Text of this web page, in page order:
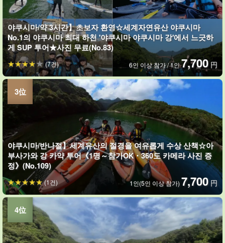
야쿠시마/약 3시간】초보자 환영☆세계자연유산 야쿠시마
No.1의 야쿠시마 최대 하천 '야쿠시마 야쿠시마 강'에서 느긋하
게 SUP 투어★사진 무료(No.83)
6인 이상 참가 / 1인7,700 円
(7건)
야쿠시마/반나절】세계유산의 절경을 여유롭게 수상 산책☆아
부사가와 강 카약 투어《1명～참가OK・360도 카메라 사진 증
정》(No.109)
1인(5인 이상 참가) 7,700 円
(1건)